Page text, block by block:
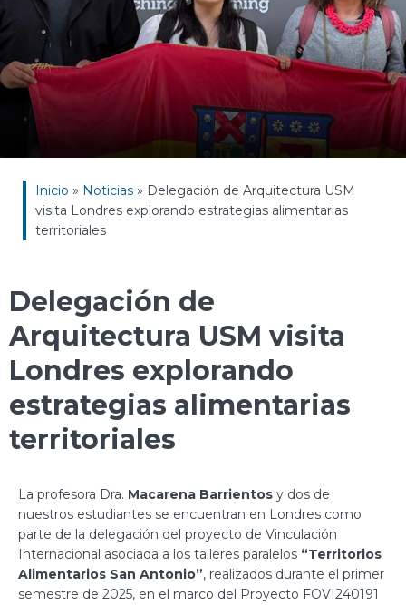
Inicio » Noticias » Delegación de Arquitectura USM
visita Londres explorando estrategias alimentarias
territoriales
Delegación de
Arquitectura USM visita
Londres explorando
estrategias alimentarias
territoriales
La profesora Dra. Macarena Barrientos y dos de
nuestros estudiantes se encuentran en Londres como
parte de la delegación del proyecto de Vinculación
Internacional asociada a los talleres paralelos “Territorios
Alimentarios San Antonio”, realizados durante el primer
semestre de 2025, en el marco del Proyecto FOVI240191